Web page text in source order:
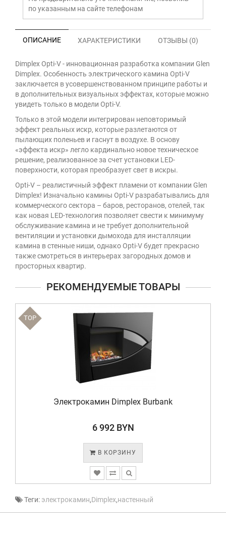
по указанным на сайте телефонам
ОПИСАНИЕ ХАРАКТЕРИСТИКИ ОТЗЫВЫ (0)
Dimplex Opti-V - инновационная разработка компании Glen
Dimplex. Особенность электрического камина Opti-V
заключается в усовершенствованном принципе работы и
в дополнительных визуальных эффектах, которые можно
увидеть только в модели Opti-V.
Только в этой модели интегрирован неповторимый
эффект реальных искр, которые разлетаются от
пылающих поленьев и гаснут в воздухе. В основу
«эффекта искр» легло кардинально новое техническое
решение, реализованное за счет установки LED-
поверхности, которая преобразует свет в искры.
Opti-V – реалистичный эффект пламени от компании Glen
Dimplex! Изначально камины Opti-V разрабатывались для
коммерческого сектора – баров, ресторанов, отелей, так
как новая LED-технология позволяет свести к минимуму
обслуживание камина и не требует дополнительной
вентиляции и установки дымохода для инсталляции
камина в стенные ниши, однако Opti-V будет прекрасно
также смотреться в интерьерах загородных домов и
просторных квартир.
РЕКОМЕНДУЕМЫЕ ТОВАРЫ
TOP
Электрокамин Dimplex Burbank
6 992 BYN
В КОРЗИНУ
Теги: электрокамин,Dimplex,настенный